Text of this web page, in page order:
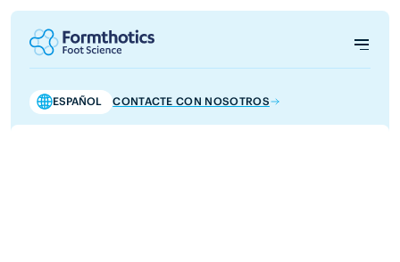
ESPAÑOL CONTACTE CON NOSOTROS